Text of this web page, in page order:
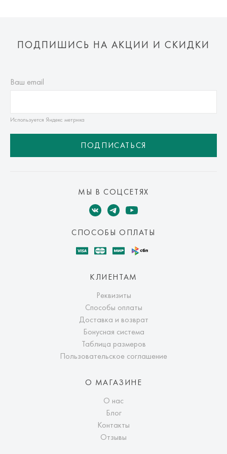
ПОДПИШИСЬ НА АКЦИИ И СКИДКИ
Ваш email
Используется Яндекс метрика
ПОДПИСАТЬСЯ
МЫ В СОЦСЕТЯХ
СПОСОБЫ ОПЛАТЫ
КЛИЕНТАМ
Реквизиты
Способы оплаты
Доставка и возврат
Бонусная система
Таблица размеров
Пользовательское соглашение
О МАГАЗИНЕ
О нас
Блог
Контакты
Отзывы